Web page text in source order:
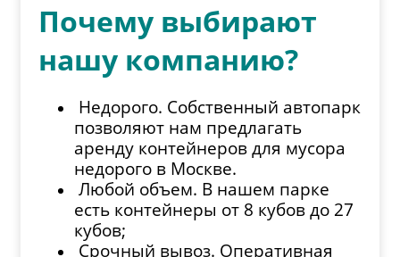
Почему выбирают
нашу компанию?
Недорого. Собственный автопарк
позволяют нам предлагать
аренду контейнеров для мусора
недорого в Москве.
Любой объем. В нашем парке
есть контейнеры от 8 кубов до 27
кубов;
Срочный вывоз. Оперативная